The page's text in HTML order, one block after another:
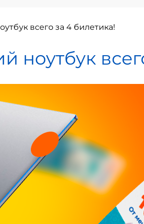
всего за 4 билетика!
ноутбук